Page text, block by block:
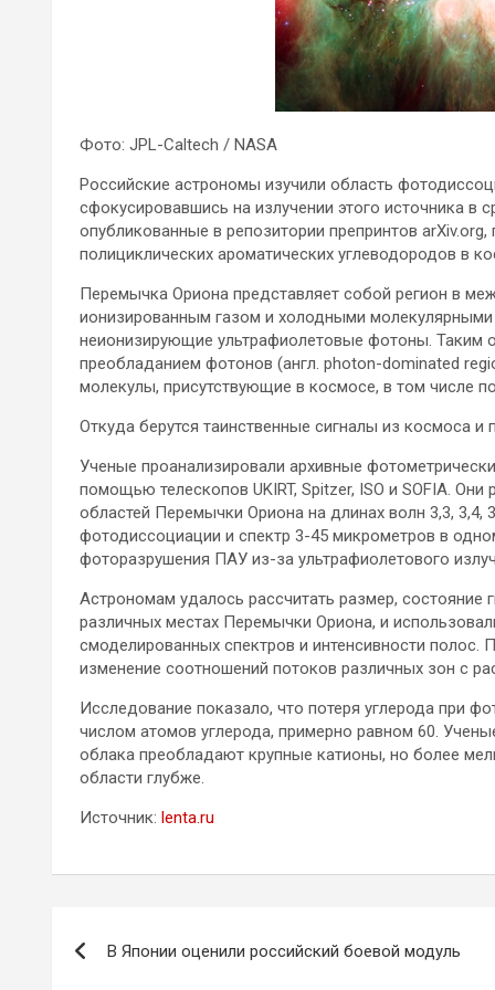
Фото: JPL-Caltech / NASA
Российские астрономы изучили область
сфокусировавшись на излучении этого источника в
опубликованные в репозитории препринтов
полициклических ароматических углеводородов в
Перемычка Ориона представляет собой регион в
ионизированным газом и холодными
неионизирующие ультрафиолетовые фотоны. Таким
преобладанием фотонов (англ. photon-dominated
молекулы, присутствующие в космосе, в том числе
Откуда берутся таинственные сигналы из космоса
Ученые проанализировали архивные
помощью телескопов UKIRT, Spitzer, ISO и SOFIA.
областей Перемычки Ориона на длинах волн 3,3, 3,4,
фотодиссоциации и спектр 3-45 микрометров в
фоторазрушения ПАУ из-за ультрафиолетового
Астрономам удалось рассчитать размер,
различных местах Перемычки Ориона, и
смоделированных спектров и интенсивности полос.
изменение соотношений потоков различных зон с
Исследование показало, что потеря углерода при
числом атомов углерода, примерно равном 60.
облака преобладают крупные катионы, но более
области глубже.
Источник: lenta.ru
по
В Японии оценили российский боевой модуль